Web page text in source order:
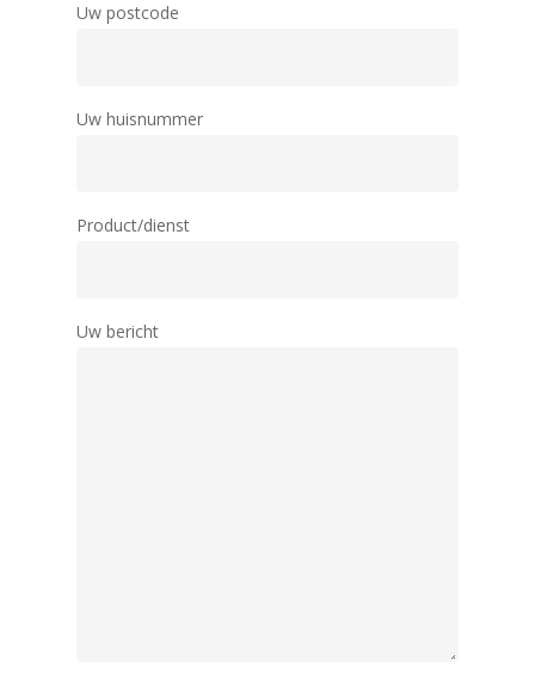
Uw postcode
Uw huisnummer
Product/dienst
Uw bericht